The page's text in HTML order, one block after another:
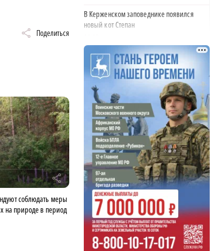
Поделиться
r
соблюдать меры
на природе в период
В Керженском заповеднике появился
новый кот Степан
На 30% вырос средний проходной балл в
нижегородских вузах
11:00
Пожарные тушат огонь на проспекте
Ленина в Дзержинске
10:23
В Нижнем Новгороде убирают деревья,
упавшие после урагана
10:02